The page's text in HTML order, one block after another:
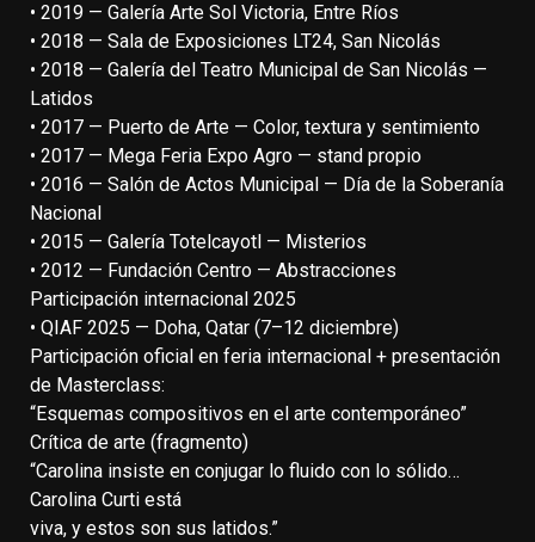
• 2019 — Galería Arte Sol Victoria, Entre Ríos
• 2018 — Sala de Exposiciones LT24, San Nicolás
• 2018 — Galería del Teatro Municipal de San Nicolás —
Latidos
• 2017 — Puerto de Arte — Color, textura y sentimiento
• 2017 — Mega Feria Expo Agro — stand propio
• 2016 — Salón de Actos Municipal — Día de la Soberanía
Nacional
• 2015 — Galería Totelcayotl — Misterios
• 2012 — Fundación Centro — Abstracciones
Participación internacional 2025
• QIAF 2025 — Doha, Qatar (7–12 diciembre)
Participación oficial en feria internacional + presentación
de Masterclass:
“Esquemas compositivos en el arte contemporáneo”
Crítica de arte (fragmento)
“Carolina insiste en conjugar lo fluido con lo sólido…
Carolina Curti está
viva, y estos son sus latidos.”